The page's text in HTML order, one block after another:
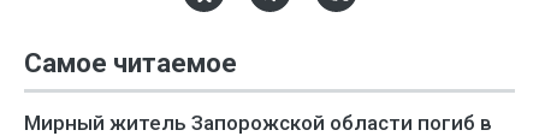
Самое читаемое
Мирный житель Запорожской области погиб в